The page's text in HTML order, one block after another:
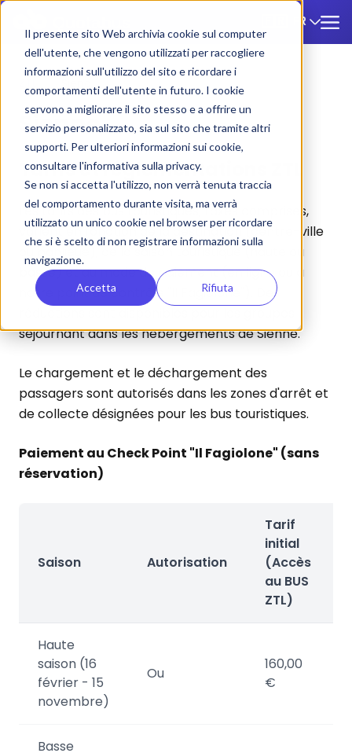
Il presente sito Web archivia cookie sul computer
dell'utente, che vengono utilizzati per raccogliere
informazioni sull'utilizzo del sito e ricordare i
comportamenti dell'utente in futuro. I cookie
servono a migliorare il sito stesso e a offrire un
servizio personalizzato, sia sul sito che tramite altri
supporti. Per ulteriori informazioni sui cookie,
consultare l'informativa sulla privacy.
Se non si accetta l'utilizzo, non verrà tenuta traccia
del comportamento durante visita, ma verrà
utilizzato un unico cookie nel browser per ricordare
che si è scelto di non registrare informazioni sulla
navigazione.
Accetta Rifiuta
FR
Siena
Sienne
Tarifs et réglementations ZTL
Les tarifs des bus touristiques, taxes comprises,
varient en fonction de la destination (centre-ville
ou banlieue), de la saison touristique (haute ou
basse) et du mode de paiement (en ligne ou à
notre point de contrôle "Il Fagiolone"). Des
séjournant dans les hébergements de Sienne.
Le chargement et le déchargement des
passagers sont autorisés dans les zones d'arrêt et
de collecte désignées pour les bus touristiques.
Paiement au Check Point "Il Fagiolone" (sans
réservation)
Saison Autorisation
Tarif
initial
(Accès
au BUS
ZTL)
Haute
saison (16
février - 15
novembre)
Ou
160,00
€
Basse